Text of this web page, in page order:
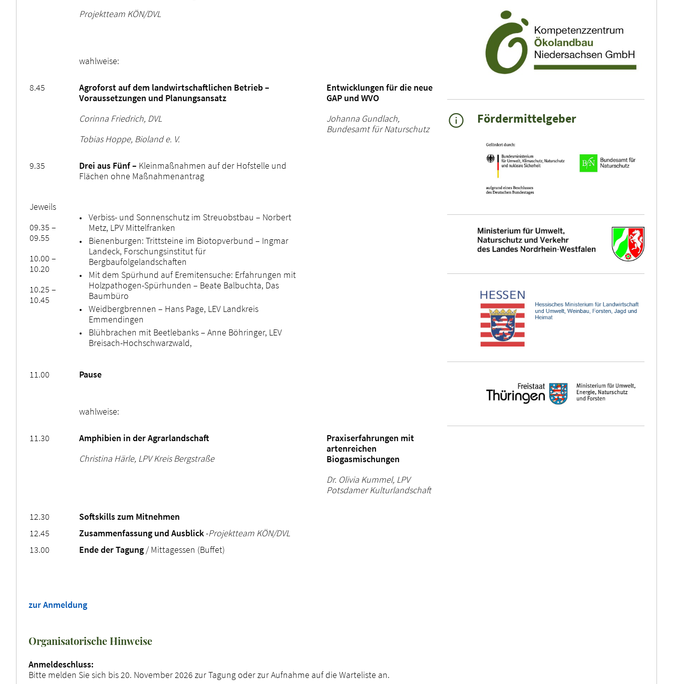
Projektteam KÖN/DVL
wahlweise:
8.45
Agroforst auf dem landwirtschaftlichen Betrieb –
Voraussetzungen und Planungsansatz
Corinna Friedrich, DVL
Tobias Hoppe, Bioland e. V.
Entwicklungen für die neue
GAP und WVO
Johanna Gundlach,
Bundesamt für Naturschutz
9.35
Jeweils
09.35 –
09.55
10.00 –
10.20
10.25 –
10.45
Drei aus Fünf – Kleinmaßnahmen auf der Hofstelle und
Flächen ohne Maßnahmenantrag
Verbiss- und Sonnenschutz im Streuobstbau – Norbert
Metz, LPV Mittelfranken
Bienenburgen: Trittsteine im Biotopverbund – Ingmar
Landeck, Forschungsinstitut für
Bergbaufolgelandschaften
Mit dem Spürhund auf Eremitensuche: Erfahrungen mit
Holzpathogen-Spürhunden – Beate Balbuchta, Das
Baumbüro
Weidbergbrennen – Hans Page, LEV Landkreis
Emmendingen
Blühbrachen mit Beetlebanks – Anne Böhringer, LEV
Breisach-Hochschwarzwald,
11.00 Pause
wahlweise:
11.30
Amphibien in der Agrarlandschaft
Christina Härle, LPV Kreis Bergstraße
Praxiserfahrungen mit
artenreichen
Biogasmischungen
Dr. Olivia Kummel, LPV
Potsdamer Kulturlandschaft
12.30
Softskills zum Mitnehmen
12.45
Zusammenfassung und Ausblick-Projektteam KÖN/DVL
13.00
Ende der Tagung / Mittagessen (Buffet)
zur Anmeldung
Organisatorische Hinweise
Anmeldeschluss:
Bitte melden Sie sich bis 20. November 2026 zur Tagung oder zur Aufnahme auf die Warteliste an.
Fördermittelgeber